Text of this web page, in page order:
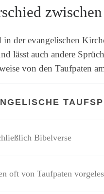
in der evangelischen
lässt auch andere
von den Taufpaten
Bibelverse
oft von Taufpaten